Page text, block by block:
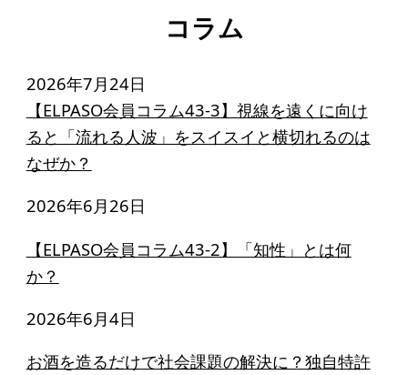
コラム
2026年7月24日
【ELPASO会員コラム43-3】視線を遠くに向け
ると「流れる人波」をスイスイと横切れるのは
なぜか？
2026年6月26日
【ELPASO会員コラム43-2】「知性」とは何
か？
2026年6月4日
お酒を造るだけで社会課題の解決に？独自特許